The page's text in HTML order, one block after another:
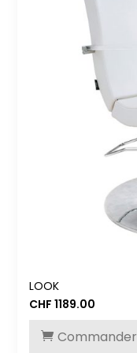
LOOK
CHF 1189.00
Commander